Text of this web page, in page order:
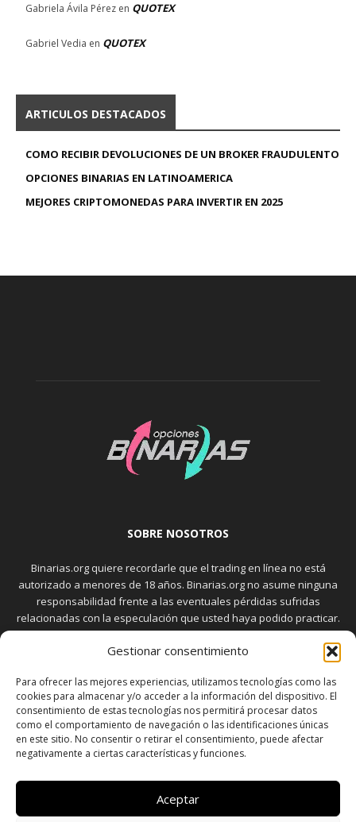
Gestionar consentimiento
Para ofrecer las mejores experiencias, utilizamos tecnologías como las
cookies para almacenar y/o acceder a la información del dispositivo. El
consentimiento de estas tecnologías nos permitirá procesar datos
como el comportamiento de navegación o las identificaciones únicas
en este sitio. No consentir o retirar el consentimiento, puede afectar
negativamente a ciertas características y funciones.
Aceptar
Gabriela Ávila Pérez en QUOTEX
Gabriel Vedia en QUOTEX
ARTICULOS DESTACADOS
COMO RECIBIR DEVOLUCIONES DE UN BROKER FRAUDULENTO
OPCIONES BINARIAS EN LATINOAMERICA
MEJORES CRIPTOMONEDAS PARA INVERTIR EN 2025
SOBRE NOSOTROS
Binarias.org quiere recordarle que el trading en línea no está
autorizado a menores de 18 años. Binarias.org no asume ninguna
responsabilidad frente a las eventuales pérdidas sufridas
relacionadas con la especulación que usted haya podido practicar.
El trading en el mercado de opciones binarias implica riesgos
elevados. Usted debe conocer y aceptar estos riesgos, que
transacciones bursátiles.
SÍGUENOS